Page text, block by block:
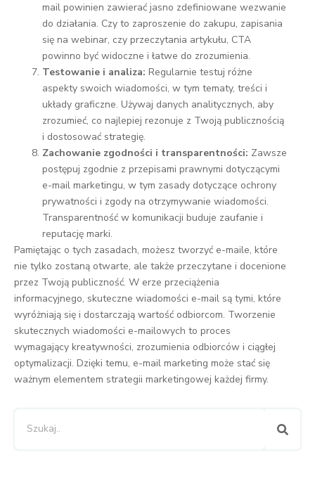
mail powinien zawierać jasno zdefiniowane wezwanie
do działania. Czy to zaproszenie do zakupu, zapisania
się na webinar, czy przeczytania artykułu, CTA
powinno być widoczne i łatwe do zrozumienia.
Testowanie i analiza: Regularnie testuj różne
aspekty swoich wiadomości, w tym tematy, treści i
układy graficzne. Używaj danych analitycznych, aby
zrozumieć, co najlepiej rezonuje z Twoją publicznością
i dostosować strategię.
Zachowanie zgodności i transparentności: Zawsze
postępuj zgodnie z przepisami prawnymi dotyczącymi
e-mail marketingu, w tym zasady dotyczące ochrony
prywatności i zgody na otrzymywanie wiadomości.
Transparentność w komunikacji buduje zaufanie i
reputację marki.
Pamiętając o tych zasadach, możesz tworzyć e-maile, które
nie tylko zostaną otwarte, ale także przeczytane i docenione
przez Twoją publiczność. W erze przeciążenia
informacyjnego, skuteczne wiadomości e-mail są tymi, które
wyróżniają się i dostarczają wartość odbiorcom. Tworzenie
skutecznych wiadomości e-mailowych to proces
wymagający kreatywności, zrozumienia odbiorców i ciągłej
optymalizacji. Dzięki temu, e-mail marketing może stać się
ważnym elementem strategii marketingowej każdej firmy.